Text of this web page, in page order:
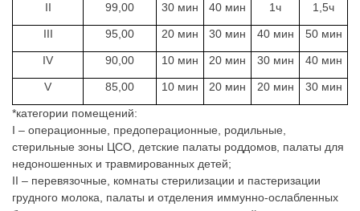
II 99,00 30 мин 40 мин 1ч 1,5ч
III 95,00 20 мин 30 мин 40 мин 50 мин
IV 90,00 10 мин 20 мин 30 мин 40 мин
V 85,00 10 мин 20 мин 20 мин 30 мин
*категории помещений:
I – операционные, предоперационные, родильные,
стерильные зоны ЦСО, детские палаты роддомов, палаты для
недоношенных и травмированных детей;
II – перевязочные, комнаты стерилизации и пастеризации
грудного молока, палаты и отделения иммунно-ослабленных